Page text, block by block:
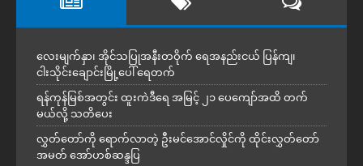
လေးမျက်နှာ၊ အိုင်သပြုအနီးတဝိုက် ရေအနည်းငယ် ပြန်ကျ၊
ငါးသိုင်းချောင်းမြို့ပေါ် ရေတက်
ရန်ကုန်မြစ်အတွင်း ထူးကဲဒီရေ အ​မြင့် ၂၁ ပေကျော်အထိ တက်
မယ်လို့ သတိပေး
လွှတ်တော်ကို ရောက်လာတဲ့ ဦးမင်အောင်လှိုင်ကို ထိုင်းလွှတ်တော်
အမတ် အော်ဟစ်ဆန္ဒပြ